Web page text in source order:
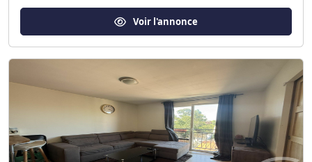
Voir l'annonce